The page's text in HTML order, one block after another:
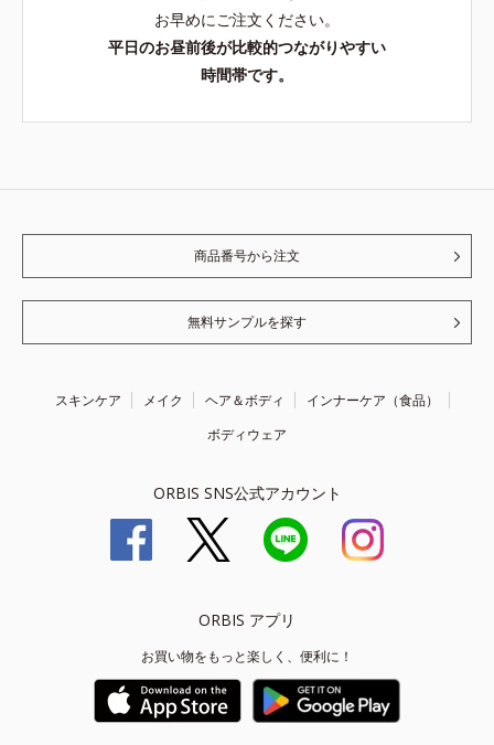
お早めにご注文ください。
平日のお昼前後が比較的つながりやすい
時間帯です。
商品番号から注文
無料サンプルを探す
スキンケア メイク ヘア＆ボディ
インナーケア（食品）
ボディウェア
ORBIS SNS公式アカウント
ORBIS アプリ
お買い物をもっと楽しく、便利に！